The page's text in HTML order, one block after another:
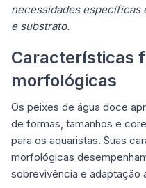
necessidades específicas
e substrato.
Características
morfológicas
Os peixes de água doce
de formas, tamanhos e
para os aquaristas. Suas
morfológicas
sobrevivência e adaptação